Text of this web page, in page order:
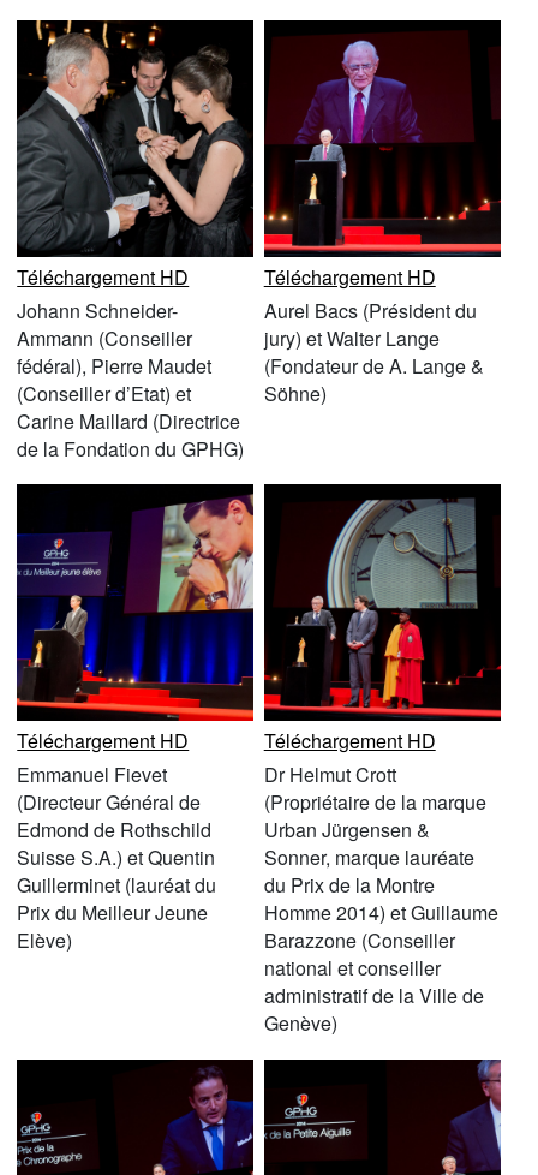
Téléchargement HD
Johann Schneider-
Ammann (Conseiller
fédéral), Pierre Maudet
(Conseiller d’Etat) et
Carine Maillard (Directrice
de la Fondation du GPHG)
Téléchargement HD
Aurel Bacs (Président du
jury) et Walter Lange
(Fondateur de A. Lange &
Söhne)
Téléchargement HD
Emmanuel Fievet
(Directeur Général de
Edmond de Rothschild
Suisse S.A.) et Quentin
Guillerminet (lauréat du
Prix du Meilleur Jeune
Elève)
Téléchargement HD
Dr Helmut Crott
(Propriétaire de la marque
Urban Jürgensen &
Sonner, marque lauréate
du Prix de la Montre
Homme 2014) et Guillaume
Barazzone (Conseiller
national et conseiller
administratif de la Ville de
Genève)